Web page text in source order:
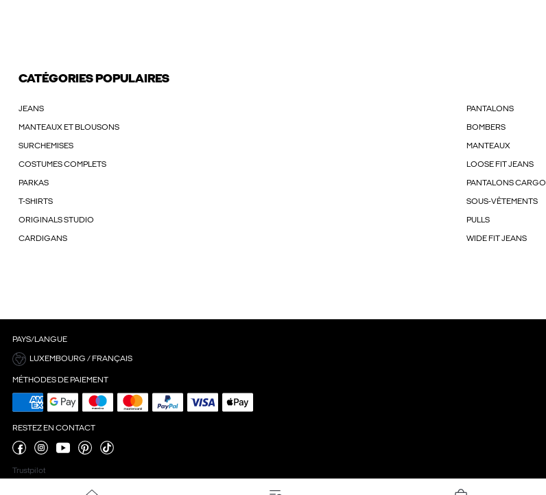
CATÉGORIES POPULAIRES
JEANS PANTALONS
MANTEAUX ET BLOUSONS BOMBERS
SURCHEMISES MANTEAUX
COSTUMES COMPLETS LOOSE FIT JEANS
PARKAS PANTALONS CARGO
T-SHIRTS SOUS-VÊTEMENTS
ORIGINALS STUDIO PULLS
CARDIGANS WIDE FIT JEANS
PAYS/LANGUE
LUXEMBOURG / FRANÇAIS
MÉTHODES DE PAIEMENT
RESTEZ EN CONTACT
Trustpilot